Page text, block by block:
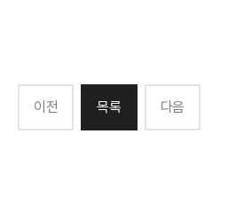
이전 목록 다음